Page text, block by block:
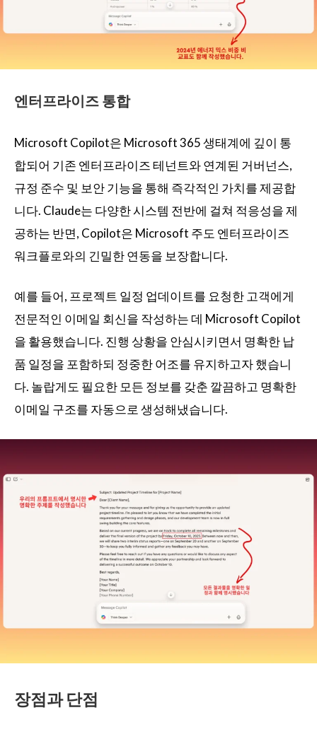
엔터프라이즈 통합
Microsoft Copilot은 Microsoft 365 생태계에 깊이 통
합되어 기존 엔터프라이즈 테넌트와 연계된 거버넌스,
규정 준수 및 보안 기능을 통해 즉각적인 가치를 제공합
니다. Claude는 다양한 시스템 전반에 걸쳐 적응성을 제
공하는 반면, Copilot은 Microsoft 주도 엔터프라이즈
워크플로와의 긴밀한 연동을 보장합니다.
예를 들어, 프로젝트 일정 업데이트를 요청한 고객에게
전문적인 이메일 회신을 작성하는 데 Microsoft Copilot
을 활용했습니다. 진행 상황을 안심시키면서 명확한 납
품 일정을 포함하되 정중한 어조를 유지하고자 했습니
다. 놀랍게도 필요한 모든 정보를 갖춘 깔끔하고 명확한
이메일 구조를 자동으로 생성해냈습니다.
장점과 단점